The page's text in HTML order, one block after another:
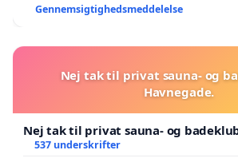
Gennemsigtighedsmeddelelse
Nej tak til privat sauna- og
Havnegade.
Nej tak til privat sauna- og
537 underskrifter